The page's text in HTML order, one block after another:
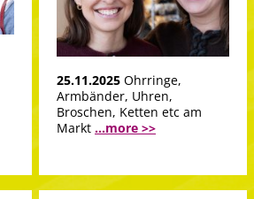
25.11.2025 Ohrringe,
Armbänder, Uhren,
Broschen, Ketten etc am
Markt ...more >>